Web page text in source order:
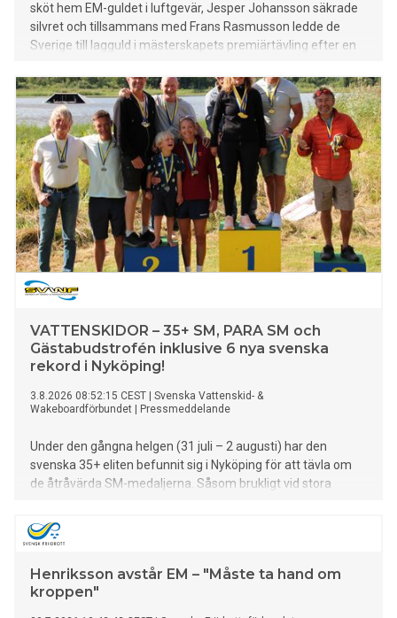
sköt hem EM-guldet i luftgevär, Jesper Johansson säkrade
silvret och tillsammans med Frans Rasmusson ledde de
Sverige till lagguld i mästerskapets premiärtävling efter en
VATTENSKIDOR – 35+ SM, PARA SM och
Gästabudstrofén inklusive 6 nya svenska
rekord i Nyköping!
3.8.2026 08:52:15 CEST
Svenska Vattenskid- &
Wakeboardförbundet
Pressmeddelande
Under den gångna helgen (31 juli – 2 augusti) har den
svenska 35+ eliten befunnit sig i Nyköping för att tävla om
de åtråvärda SM-medaljerna. Såsom brukligt vid stora
starka resultat inklusive inte mindre än 6 nya svenska
rekord*. Parallellt med 35+ SM arrangerades även PARA-
17, U-21 och Open inkluderade under helgens gedigna
tävlingsprogram. Huvudbilden: Lagtävlingen under 35+ SM
2026 vanns av Karlstads VSK före arrangörsföreningen
Henriksson avstår EM – "Måste ta hand om
kroppen"